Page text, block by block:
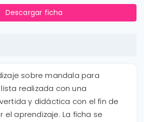
Descargar ficha
sobre mandala para
realizada con una
y didáctica con el fin de
el aprendizaje. La ficha se